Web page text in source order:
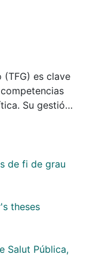
(TFG) es clave
Su gestión
en la
se
y
(2023-
Se
proceso del
docente del
de fi de grau
theses
Salut Pública,